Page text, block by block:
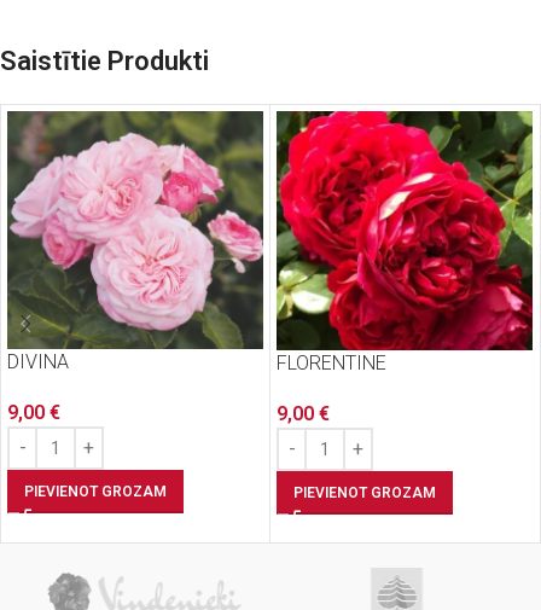
Saistītie Produkti
DIVINA
9,00 €
PIEVIENOT GROZAM
FLORENTINE
9,00 €
PIEVIENOT GROZAM